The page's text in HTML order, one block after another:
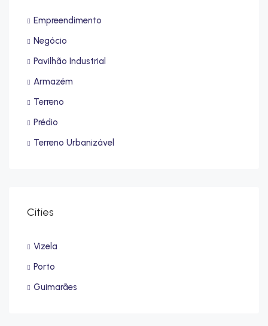
Empreendimento
Negócio
Pavilhão Industrial
Armazém
Terreno
Prédio
Terreno Urbanizável
Cities
Vizela
Porto
Guimarães